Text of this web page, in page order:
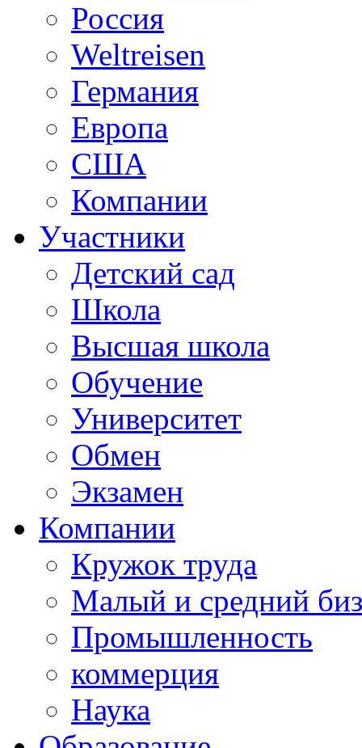
Россия
Weltreisen
Германия
Европа
США
Компании
Участники
Детский сад
Школа
Высшая школа
Обучение
Университет
Обмен
Экзамен
Компании
Кружок труда
Малый и средний
Промышленность
коммерция
Наука